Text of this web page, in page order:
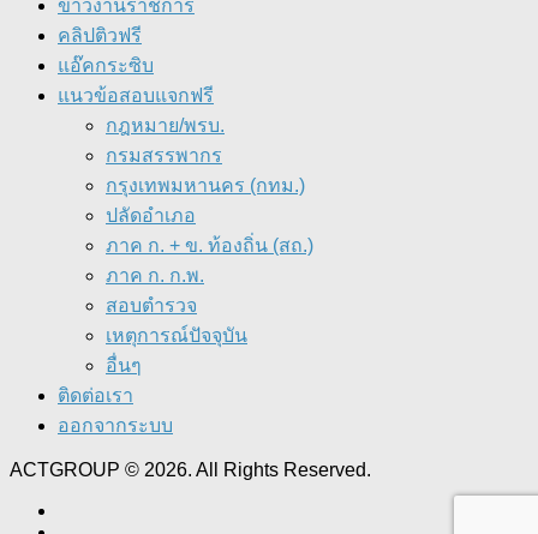
ข่าวงานราชการ
คลิปติวฟรี
แอ๊คกระซิบ
แนวข้อสอบแจกฟรี
กฎหมาย/พรบ.
กรมสรรพากร
กรุงเทพมหานคร (กทม.)
ปลัดอำเภอ
ภาค ก. + ข. ท้องถิ่น (สถ.)
ภาค ก. ก.พ.
สอบตำรวจ
เหตุการณ์ปัจจุบัน
อื่นๆ
ติดต่อเรา
ออกจากระบบ
ACTGROUP © 2026. All Rights Reserved.